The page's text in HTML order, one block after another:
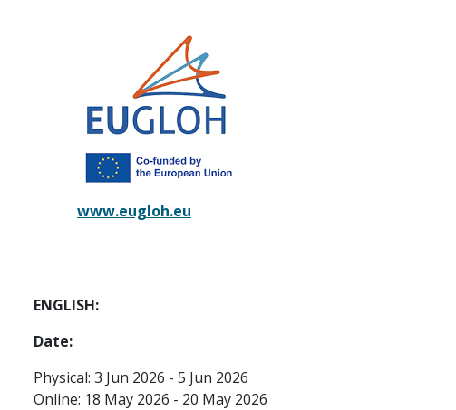
www.eugloh.eu
ENGLISH:
Date:
Physical: 3 Jun 2026 - 5 Jun 2026
Online: 18 May 2026 - 20 May 2026